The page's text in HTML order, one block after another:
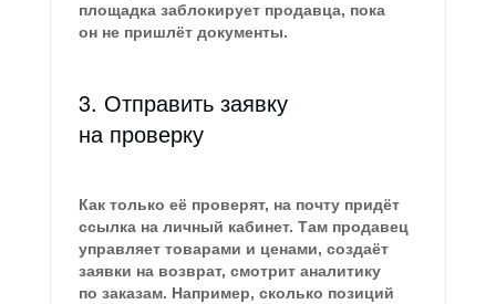
площадка заблокирует продавца, пока
он не пришлёт документы.
3. Отправить заявку
на проверку
Как только её проверят, на почту придёт
ссылка на личный кабинет. Там продавец
управляет товарами и ценами, создаёт
заявки на возврат, смотрит аналитику
по заказам. Например, сколько позиций